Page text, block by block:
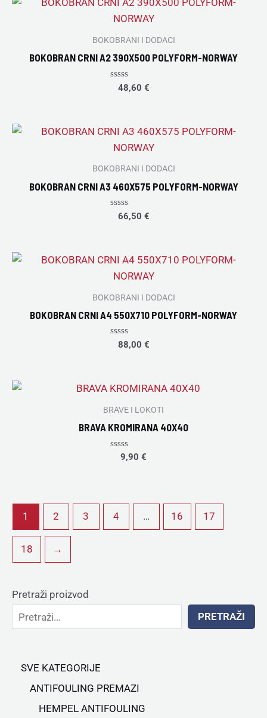
Pretraži proizvod
PRETRAŽI
SVE KATEGORIJE
ANTIFOULING PREMAZI
HEMPEL ANTIFOULING
BOKOBRANI I DODACI
BOKOBRAN CRNI A2 390X500 POLYFORM-NORWAY
Rated
48,60 €
BOKOBRANI I DODACI
BOKOBRAN CRNI A3 460X575 POLYFORM-NORWAY
Rated
66,50 €
BOKOBRANI I DODACI
BOKOBRAN CRNI A4 550X710 POLYFORM-NORWAY
Rated
88,00 €
BRAVE I LOKOTI
BRAVA KROMIRANA 40X40
Rated
9,90 €
1 2 3 4 … 16 17
18 →